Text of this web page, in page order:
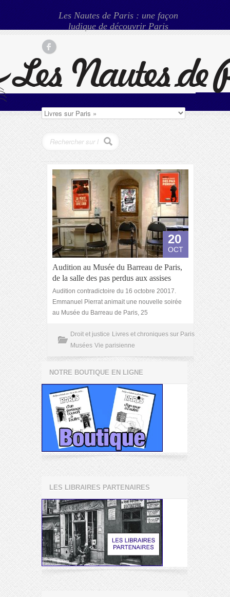
Les Nautes de Paris : une façon
ludique de découvrir Paris
20
OCT
Audition au Musée du Barreau de Paris,
de la salle des pas perdus aux assises
Audition contradictoire du 16 octobre 20017.
Emmanuel Pierrat animait une nouvelle soirée
au Musée du Barreau de Paris, 25
Droit et justice Livres et chroniques sur Paris
Musées Vie parisienne
NOTRE BOUTIQUE EN LIGNE
LES LIBRAIRES PARTENAIRES